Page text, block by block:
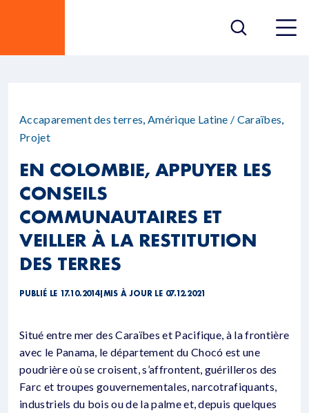
Accaparement des terres,Amérique Latine / Caraïbes,
Projet
EN COLOMBIE, APPUYER LES
CONSEILS
COMMUNAUTAIRES ET
VEILLER À LA RESTITUTION
DES TERRES
PUBLIÉ LE 17.10.2014| MIS À JOUR LE 07.12.2021
Situé entre mer des Caraïbes et Pacifique, à la frontière
avec le Panama, le département du Chocó est une
poudrière où se croisent, s’affrontent, guérilleros des
Farc et troupes gouvernementales, narcotrafiquants,
industriels du bois ou de la palme et, depuis quelques